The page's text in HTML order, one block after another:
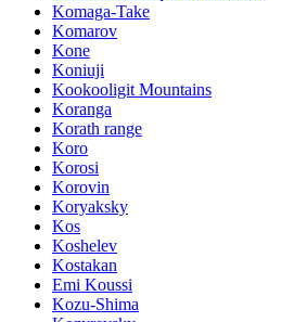
Komaga-Take
Komarov
Kone
Koniuji
Kookooligit Mountains
Koranga
Korath range
Koro
Korosi
Korovin
Koryaksky
Kos
Koshelev
Kostakan
Emi Koussi
Kozu-Shima